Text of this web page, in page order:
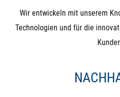
Wir entwickeln mit unserem
Technologien und für die